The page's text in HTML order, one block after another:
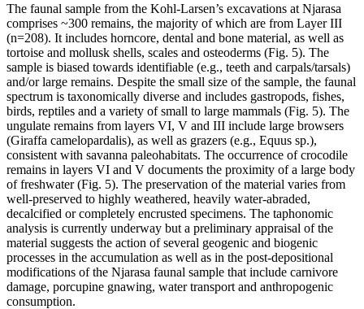
The faunal sample from the Kohl-Larsen’s excavations at Njarasa
comprises ~300 remains, the majority of which are from Layer III
(n=208). It includes horncore, dental and bone material, as well as
tortoise and mollusk shells, scales and osteoderms (Fig. 5). The
sample is biased towards identifiable (e.g., teeth and carpals/tarsals)
and/or large remains. Despite the small size of the sample, the faunal
spectrum is taxonomically diverse and includes gastropods, fishes,
birds, reptiles and a variety of small to large mammals (Fig. 5). The
ungulate remains from layers VI, V and III include large browsers
(Giraffa camelopardalis), as well as grazers (e.g., Equus sp.),
consistent with savanna paleohabitats. The occurrence of crocodile
remains in layers VI and V documents the proximity of a large body
of freshwater (Fig. 5). The preservation of the material varies from
well-preserved to highly weathered, heavily water-abraded,
decalcified or completely encrusted specimens. The taphonomic
analysis is currently underway but a preliminary appraisal of the
material suggests the action of several geogenic and biogenic
processes in the accumulation as well as in the post-depositional
modifications of the Njarasa faunal sample that include carnivore
damage, porcupine gnawing, water transport and anthropogenic
consumption.